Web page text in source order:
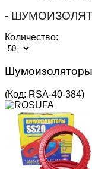
-
Количество:
(Код: RSA-40-384)